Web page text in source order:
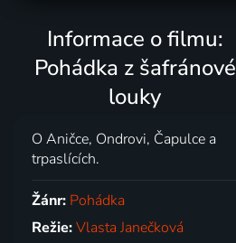
Informace o filmu:
Pohádka z šafránové
louky
O Aničce, Ondrovi, Čapulce a
trpaslících.
Žánr: Pohádka
Režie:Vlasta Janečková